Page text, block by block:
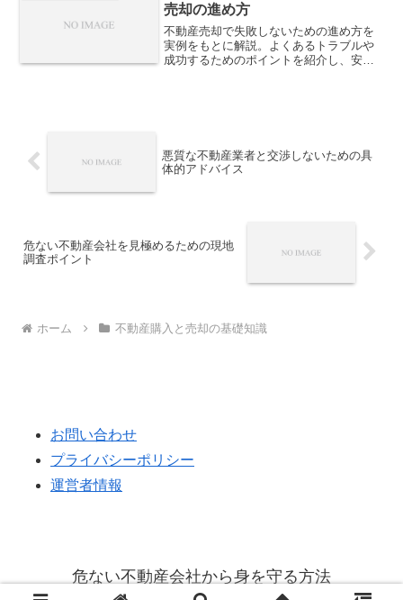
売却の進め方
不動産売却で失敗しないための進め方を
実例をもとに解説。よくあるトラブルや
成功するためのポイントを紹介し、安全
悪質な不動産業者と交渉しないための具
体的アドバイス
危ない不動産会社を見極めるための現地
調査ポイント
ホーム 不動産購入と売却の基礎知識
お問い合わせ
プライバシーポリシー
運営者情報
危ない不動産会社から身を守る方法